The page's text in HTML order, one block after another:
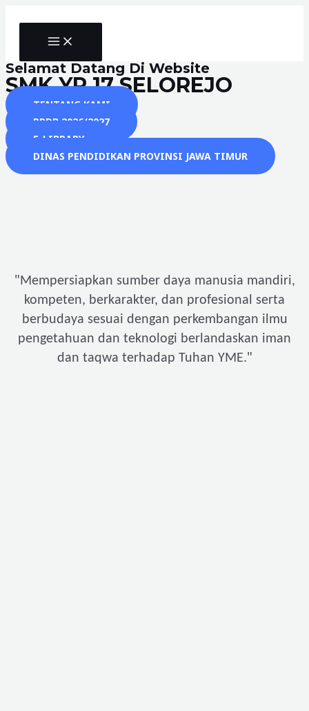
MAIN
MENU
Selamat Datang Di Website
SMK YP 17 SELOREJO
TENTANG KAMI
PPDB 2026/2027
E-LIBRARY
DINAS PENDIDIKAN PROVINSI JAWA TIMUR
"Mempersiapkan sumber daya manusia mandiri,
kompeten, berkarakter, dan profesional serta
berbudaya sesuai dengan perkembangan ilmu
pengetahuan dan teknologi berlandaskan iman
dan taqwa terhadap Tuhan YME."